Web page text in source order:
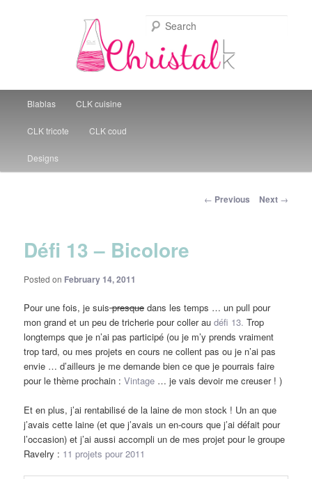
Christal Little Kitchen
Skip to primary content
Blablas CLK cuisine
CLK tricote CLK coud
Designs
Post navigation
← Previous Next →
Défi 13 – Bicolore
Posted on February 14, 2011
Pour une fois, je suispresque dans les temps … un pull pour
mon grand et un peu de tricherie pour coller audéfi 13.Trop
longtemps que je n’ai pas participé (ou je m’y prends vraiment
trop tard, ou mes projets en cours ne collent pas ou je n’ai pas
envie … d’ailleurs je me demande bien ce que je pourrais faire
pour le thème prochain :Vintage … je vais devoir me creuser ! )
Et en plus, j’ai rentabilisé de la laine de mon stock ! Un an que
j’avais cette laine (et que j’avais un en-cours que j’ai défait pour
l’occasion) et j’ai aussi accompli un de mes projet pour le groupe
Ravelry : 11 projets pour 2011